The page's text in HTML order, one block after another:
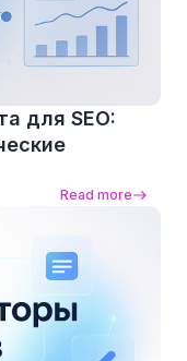
для SEO:
Read more